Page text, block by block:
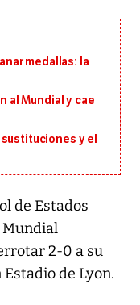
medallas: la
al Mundial y cae
sustituciones y el
de Estados
Mundial
2-0 a su
de Lyon.